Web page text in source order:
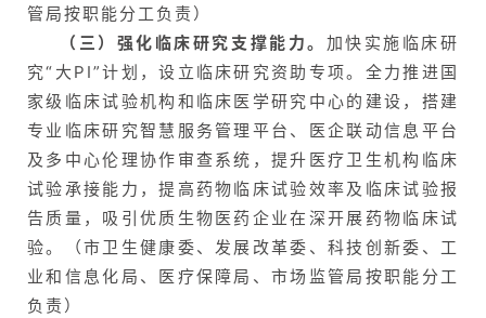
管局按职能分工负责）
（三）强化临床研究支撑能力。 加快实施临床研
究“大PI”计划，设立临床研究资助专项。全力推进国
家级临床试验机构和临床医学研究中心的建设，搭建
专业临床研究智慧服务管理平台、医企联动信息平台
及多中心伦理协作审查系统，提升医疗卫生机构临床
试验承接能力，提高药物临床试验效率及临床试验报
告质量，吸引优质生物医药企业在深开展药物临床试
验。（市卫生健康委、发展改革委、科技创新委、工
业和信息化局、医疗保障局、市场监管局按职能分工
负责）